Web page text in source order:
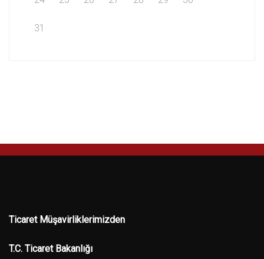
31
Ticaret Müşavirliklerimizden
T.C. Ticaret Bakanlığı